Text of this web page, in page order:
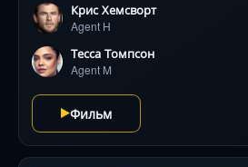
Крис Хемсворт
Agent H
Тесса Томпсон
Agent M
Фильм